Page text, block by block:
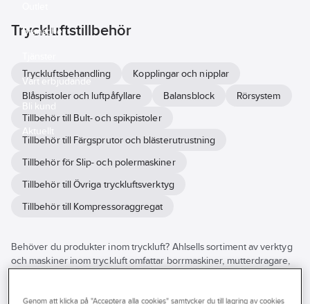
Branscher
Vårt erbjudande
Bli kund
Aktuellt
Tryckluftstillbehör
Tryckluftsbehandling
Kopplingar och nipplar
Blåspistoler och luftpåfyllare
Balansblock
Rörsystem
Tillbehör till Bult- och spikpistoler
Tillbehör till Färgsprutor och blästerutrustning
Tillbehör för Slip- och polermaskiner
Tillbehör till Övriga tryckluftsverktyg
Tillbehör till Kompressoraggregat
Behöver du produkter inom tryckluft? Ahlsells sortiment av verktyg
och maskiner inom tryckluft omfattar borrmaskiner, mutterdragare,
Genom att klicka på "Acceptera alla cookies" samtycker du till lagring av cookies